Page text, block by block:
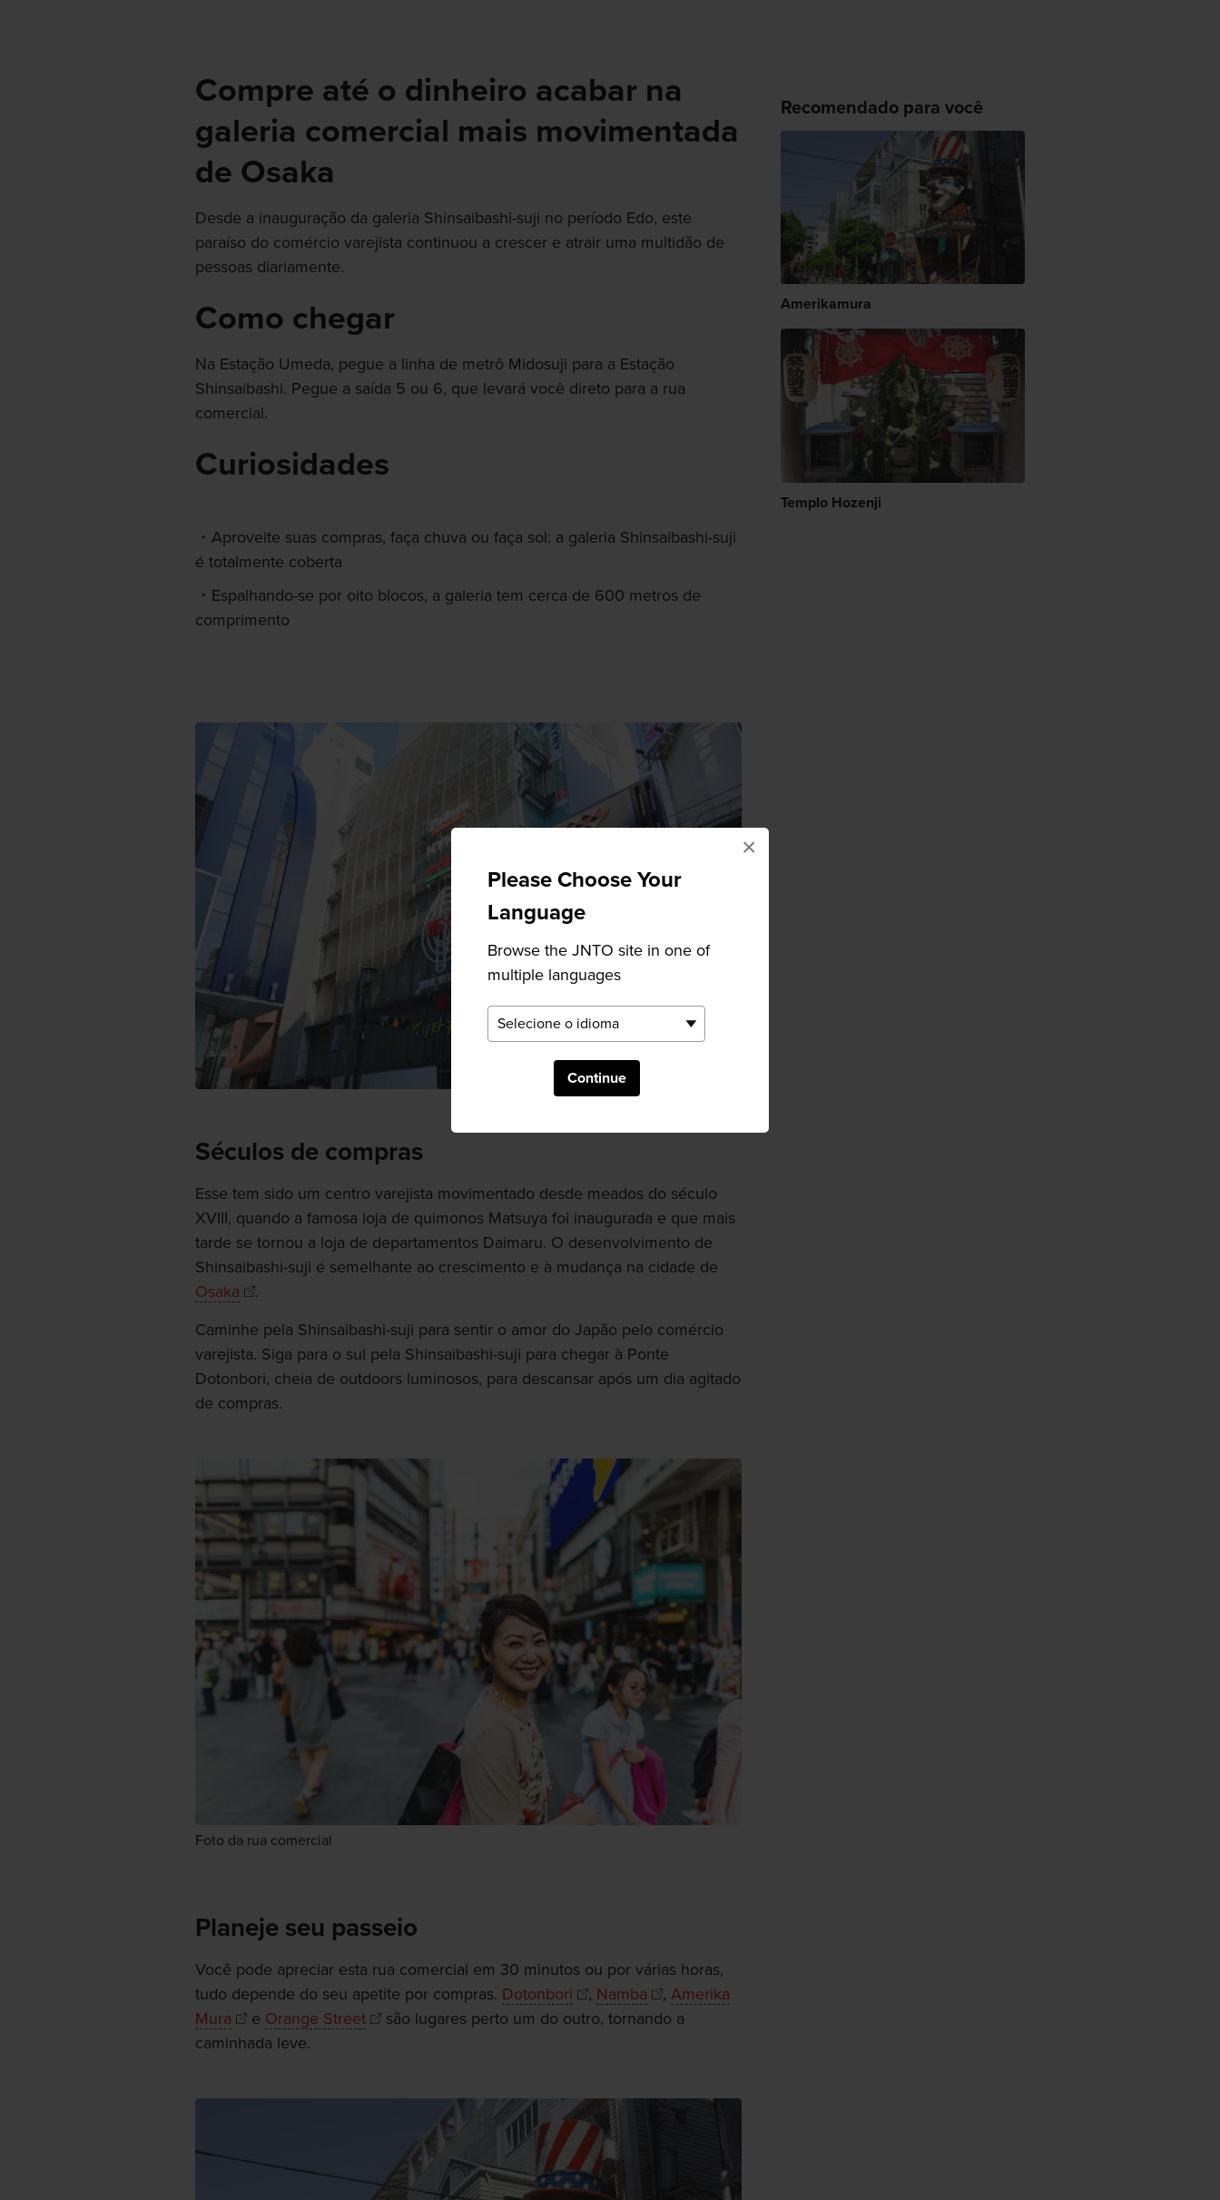
Please Choose Your
Language
Browse the JNTO site in one of
multiple languages
Continue
×
Compre até o dinheiro acabar na
galeria comercial mais movimentada
de Osaka
Desde a inauguração da galeria Shinsaibashi-suji no período Edo, este
paraíso do comércio varejista continuou a crescer e atrair uma multidão de
pessoas diariamente.
Como chegar
Na Estação Umeda, pegue a linha de metrô Midosuji para a Estação
Shinsaibashi. Pegue a saída 5 ou 6, que levará você direto para a rua
comercial.
Curiosidades
Aproveite suas compras, faça chuva ou faça sol: a galeria Shinsaibashi-suji
é totalmente coberta
Espalhando-se por oito blocos, a galeria tem cerca de 600 metros de
comprimento
Séculos de compras
Esse tem sido um centro varejista movimentado desde meados do século
XVIII, quando a famosa loja de quimonos Matsuya foi inaugurada e que mais
tarde se tornou a loja de departamentos Daimaru. O desenvolvimento de
Shinsaibashi-suji é semelhante ao crescimento e à mudança na cidade de
Osaka
.
Caminhe pela Shinsaibashi-suji para sentir o amor do Japão pelo comércio
varejista. Siga para o sul pela Shinsaibashi-suji para chegar à Ponte
Dotonbori, cheia de outdoors luminosos, para descansar após um dia agitado
de compras.
Foto da rua comercial
Planeje seu passeio
Você pode apreciar esta rua comercial em 30 minutos ou por várias horas,
tudo depende do seu apetite por compras. Dotonbori , Namba , Amerika
Mura
e Orange Street
são lugares perto um do outro, tornando a
caminhada leve.
Recomendado para você
Amerikamura
Templo Hozenji